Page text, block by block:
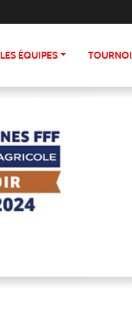
LES ÉQUIPES TOURNOI